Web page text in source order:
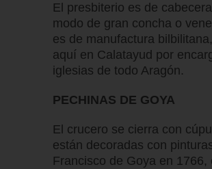
El presbiterio es de
modo de gran concha o
es de manufactura
aquí en Calatayud por
iglesias de todo Aragón.
PECHINAS DE GOYA
El crucero se cierra con
están decoradas con
Francisco de Goya en